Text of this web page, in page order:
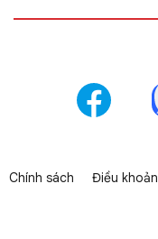
Chính sách Điều khoản